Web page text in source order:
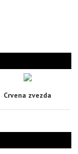
Crvena zvezda